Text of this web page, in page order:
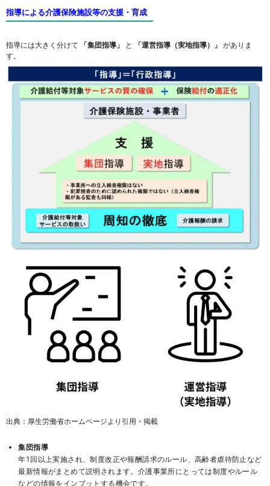
指導による介護保険施設等の支援・育成
指導には大きく分けて 「集団指導」 と 「運営指導（実地指導）」 がありま
す。
出典：厚生労働省ホームページより引用・掲載
集団指導
年1回以上実施され、制度改正や報酬請求のルール、高齢者虐待防止など
最新情報がまとめて説明されます。介護事業所にとっては制度やルール
などの情報をインプットする機会です。